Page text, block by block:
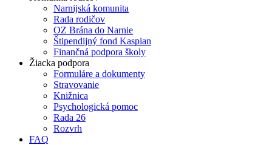
Narnijská komunita
Rada rodičov
OZ Brána do Narnie
Štipendijný fond Kaspian
Finančná podpora školy
Žiacka podpora
Formuláre a dokumenty
Stravovanie
Knižnica
Psychologická pomoc
Rada 26
Rozvrh
FAQ